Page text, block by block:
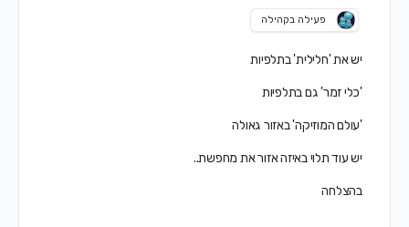
פעילה בקהילה
יש את 'חלילית' בתלפיות
'כלי זמר' גם בתלפיות
'עולם המוזיקה' באזור גאולה
יש עוד תלוי באיזה אזור את מחפשת..
בהצלחה